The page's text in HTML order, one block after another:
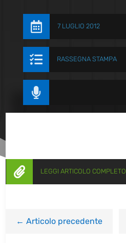
 7 LUGLIO 2012
 RASSEGNA STAMPA

 LEGGI ARTICOLO COMPLETO
←Articolo precedente